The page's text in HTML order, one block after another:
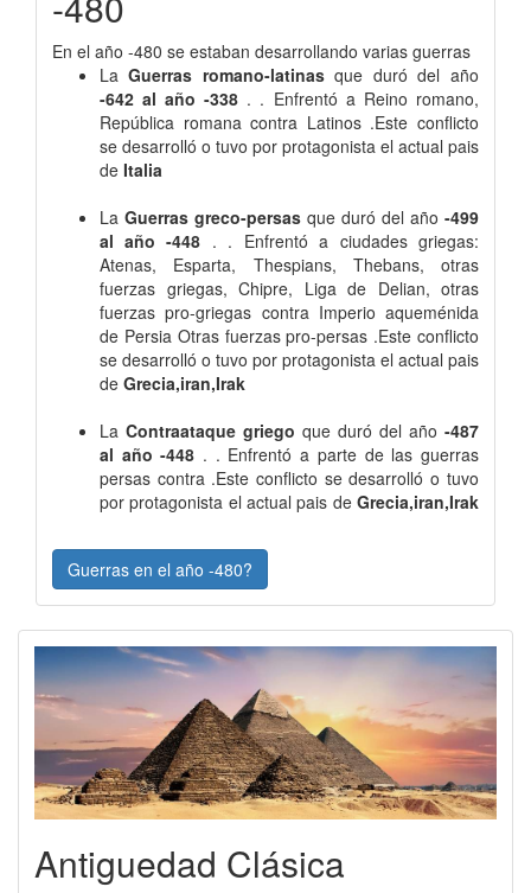
En el año -480 se estaban desarrollando varias guerras
La Guerras romano-latinas que duró del año
-642 al año -338 . . Enfrentó a Reino romano,
República romana contra Latinos .Este conflicto
se desarrolló o tuvo por protagonista el actual pais
de Italia
La Guerras greco-persas que duró del año -499
al año -448 . . Enfrentó a ciudades griegas:
Atenas, Esparta, Thespians, Thebans, otras
fuerzas griegas, Chipre, Liga de Delian, otras
fuerzas pro-griegas contra Imperio aqueménida
de Persia Otras fuerzas pro-persas .Este conflicto
se desarrolló o tuvo por protagonista el actual pais
de Grecia,iran,Irak
La Contraataque griego que duró del año -487
al año -448 . . Enfrentó a parte de las guerras
persas contra .Este conflicto se desarrolló o tuvo
por protagonista el actual pais de Grecia,iran,Irak
Guerras en el año -480?
Antiguedad Clásica